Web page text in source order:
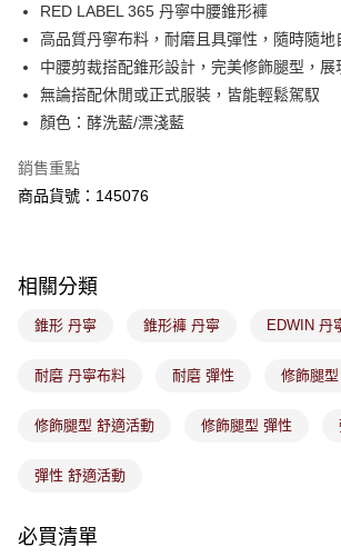
後付繳納相關費用。
※ 交易是否成功請以「AFTEE先享後付 」之結帳頁
是否繳費成功／繳費後需取消欲退款等相關疑問，請
客戶支援中心」https://netprotections.freshdesk.com/
１．透過由恩沛科技股份有限公司提供之「AFTEE先
權轉讓予恩沛科技股份有限公司。
２．關於個人資料處理事宜，請瀏覽以下網址：
４．使用「AFTEE先享後付」時，將依據個別帳號之
請求用戶進行身份認證。
恩沛科技股份有限公司將有權停止該用戶之使用額度
付款後萊爾富取貨
免運費
7-11取貨付款
免運費
付款後7-11取貨
免運費
免運費
付款後門市取貨
RED LABEL 365 丹寧中腰錐形褲
高品質丹寧布料，耐磨且具彈性，隨時隨地
中腰剪裁搭配錐形設計，完美修飾腿型，展
無論搭配休閒或正式服裝，皆能輕鬆駕馭
顏色：酵洗藍/漂淺藍
銷售重點
商品貨號：145076
相關分類
錐形 丹寧 錐形褲 丹寧 EDWIN 丹
耐磨 丹寧布料 耐磨 彈性 修飾腿
修飾腿型 舒適活動 修飾腿型 彈性
彈性 舒適活動
必買清單